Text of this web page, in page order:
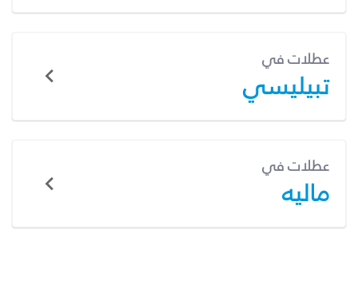
عطلات في
تبيليسي
عطلات في
ماليه